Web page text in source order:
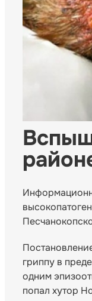
гриппу в
одним
попал хутор